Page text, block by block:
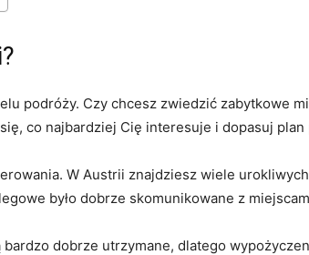
podróży. Czy chcesz⁤ zwiedzić zabytkowe
co najbardziej ‌Cię interesuje ⁤i dopasuj
W Austrii znajdziesz wiele
było dobrze ‍skomunikowane z
dobrze utrzymane, dlatego